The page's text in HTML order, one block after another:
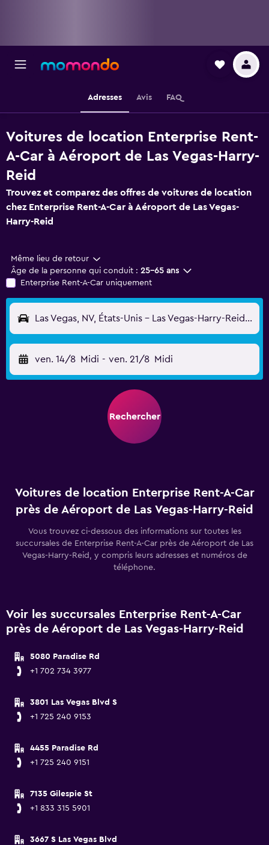
Adresses Avis FAQ
Voitures de location Enterprise Rent-
A-Car à Aéroport de Las Vegas-Harry-
Reid
Trouvez et comparez des offres de voitures de location
chez Enterprise Rent-A-Car à Aéroport de Las Vegas-
Harry-Reid
Même lieu de retour
Âge de la personne qui conduit : 25-65 ans
Enterprise Rent-A-Car uniquement
Las Vegas, NV, États-Unis - Las Vegas-Harry-Reid (LAS)
ven. 14/8 Midi - ven. 21/8 Midi
Rechercher
Voitures de location Enterprise Rent-A-Car
près de Aéroport de Las Vegas-Harry-Reid
Vous trouvez ci-dessous des informations sur toutes les
succursales de Enterprise Rent-A-Car près de Aéroport de Las
Vegas-Harry-Reid, y compris leurs adresses et numéros de
téléphone.
Voir les succursales Enterprise Rent-A-Car
près de Aéroport de Las Vegas-Harry-Reid
5080 Paradise Rd
+1 702 734 3977
3801 Las Vegas Blvd S
+1 725 240 9153
4455 Paradise Rd
+1 725 240 9151
7135 Gilespie St
+1 833 315 5901
3667 S Las Vegas Blvd